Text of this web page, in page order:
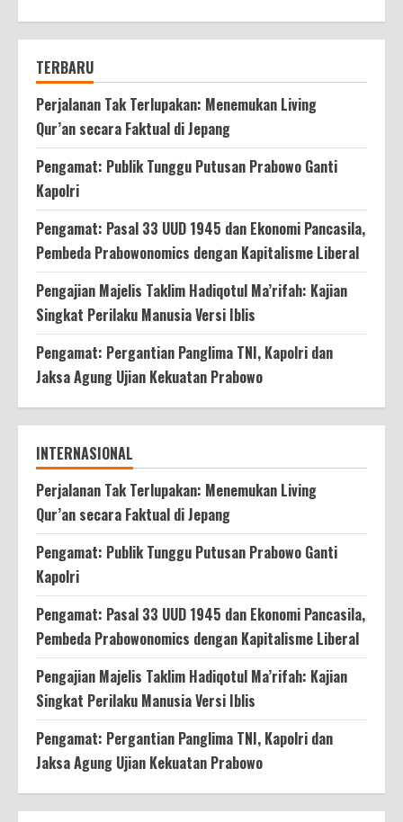
Hal
Sekda
TERBARU
Perjalanan Tak Terlupakan: Menemukan Living
Qur’an secara Faktual di Jepang
Pengamat: Publik Tunggu Putusan Prabowo Ganti
Kapolri
Pengamat: Pasal 33 UUD 1945 dan Ekonomi Pancasila,
Pembeda Prabowonomics dengan Kapitalisme Liberal
Pengajian Majelis Taklim Hadiqotul Ma’rifah: Kajian
Singkat Perilaku Manusia Versi Iblis
Pengamat: Pergantian Panglima TNI, Kapolri dan
Jaksa Agung Ujian Kekuatan Prabowo
INTERNASIONAL
Perjalanan Tak Terlupakan: Menemukan Living
Qur’an secara Faktual di Jepang
Pengamat: Publik Tunggu Putusan Prabowo Ganti
Kapolri
Pengamat: Pasal 33 UUD 1945 dan Ekonomi Pancasila,
Pembeda Prabowonomics dengan Kapitalisme Liberal
Pengajian Majelis Taklim Hadiqotul Ma’rifah: Kajian
Singkat Perilaku Manusia Versi Iblis
Pengamat: Pergantian Panglima TNI, Kapolri dan
Jaksa Agung Ujian Kekuatan Prabowo